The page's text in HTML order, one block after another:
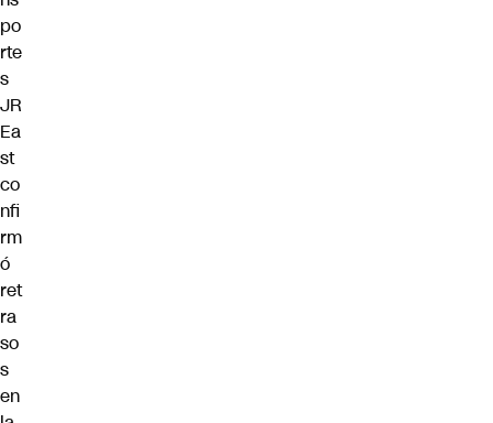
po
rte
s
JR
Ea
st
co
nfi
rm
ó
ret
ra
so
s
en